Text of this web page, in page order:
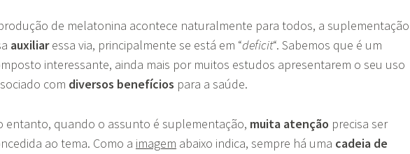
de melatonina acontece naturalmente para todos, a suplementação
auxiliaressa via, principalmente se está em “deficit“. Sabemos que é um
interessante, ainda mais por muitos estudos apresentarem o seu uso
com diversos benefícios para a saúde.
entanto, quando o assunto é suplementação, muita atenção precisa ser
ao tema. Como a imagem abaixo indica, sempre há uma cadeia de